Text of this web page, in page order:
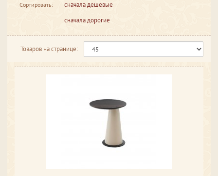
Сортировать:
сначала дешевые
сначала дорогие
Товаров на странице: